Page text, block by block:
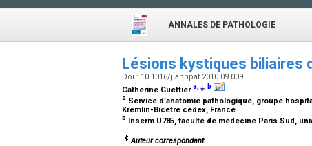
ANNALES DE PATHOLOGIE
Lésions kystiques biliaires
Doi : 10.1016/j.annpat.2010.09.009
Catherine Guettiera,⁎, b
a Service d’anatomie pathologique, groupe
Kremlin-Bicetre cedex, France
b Inserm U785, faculté de médecine Paris Sud,
Auteur correspondant.